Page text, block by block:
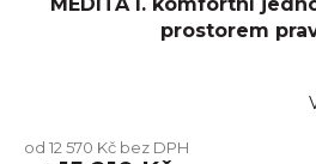
MEDITA I. komfortní
prostorem
od 12 570 Kč bez DPH